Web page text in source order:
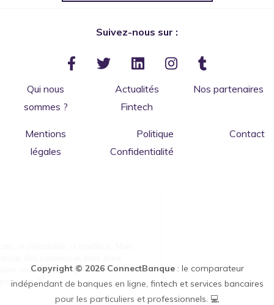
Suivez-nous sur :
Qui nous
sommes ?
Actualités
Fintech
Nos partenaires
Mentions
légales
Politique
Confidentialité
Contact
Copyright © 2026 ConnectBanque: le comparateur
indépendant de banques en ligne, fintech et services bancaires
pour les particuliers et professionnels. 💻
"financiers" que vous allez adorer dévorer. Et ça, ça vaut tous les
cookies du monde. C'est ok pour vous ?